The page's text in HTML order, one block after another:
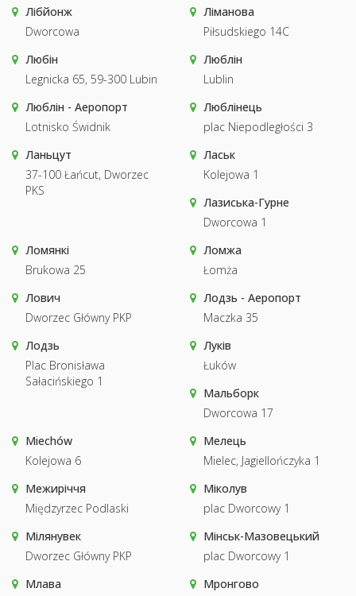
Лібйонж
Dworcowa
Ліманова
Piłsudskiego 14C
Любін
Legnicka 65, 59-300 Lubin
Люблін
Lublin
Люблін - Аеропорт
Lotnisko Świdnik
Люблінець
plac Niepodległości 3
Ланьцут
37-100 Łańcut, Dworzec
PKS
Ласьк
Kolejowa 1
Лазиська-Гурне
Dworcowa 1
Ломянкі
Brukowa 25
Ломжа
Łomża
Лович
Dworzec Główny PKP
Лодзь - Аеропорт
Maczka 35
Лодзь
Plac Bronisława
Sałacińskiego 1
Луків
Łuków
Мальборк
Dworcowa 17
Miechów
Kolejowa 6
Мелець
Mielec, Jagiellończyka 1
Межиріччя
Międzyrzec Podlaski
Міколув
plac Dworcowy 1
Мілянувек
Dworzec Główny PKP
Мінськ-Мазовецький
plac Dworcowy 1
Млава
Мронгово